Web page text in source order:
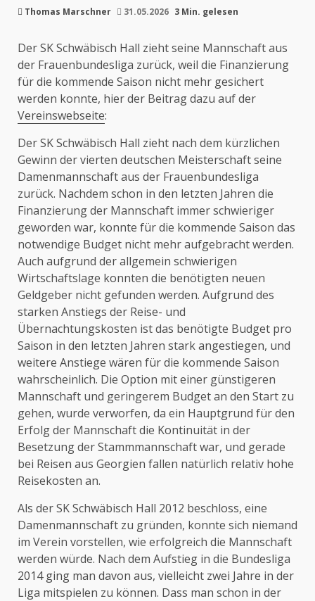
Thomas Marschner 31.05.2026 3 Min. gelesen
Der SK Schwäbisch Hall zieht seine Mannschaft aus
der Frauenbundesliga zurück, weil die Finanzierung
für die kommende Saison nicht mehr gesichert
werden konnte, hier der Beitrag dazu auf der
Vereinswebseite:
Der SK Schwäbisch Hall zieht nach dem kürzlichen
Gewinn der vierten deutschen Meisterschaft seine
Damenmannschaft aus der Frauenbundesliga
zurück. Nachdem schon in den letzten Jahren die
Finanzierung der Mannschaft immer schwieriger
geworden war, konnte für die kommende Saison das
notwendige Budget nicht mehr aufgebracht werden.
Auch aufgrund der allgemein schwierigen
Wirtschaftslage konnten die benötigten neuen
Geldgeber nicht gefunden werden. Aufgrund des
starken Anstiegs der Reise- und
Übernachtungskosten ist das benötigte Budget pro
Saison in den letzten Jahren stark angestiegen, und
weitere Anstiege wären für die kommende Saison
wahrscheinlich. Die Option mit einer günstigeren
Mannschaft und geringerem Budget an den Start zu
gehen, wurde verworfen, da ein Hauptgrund für den
Erfolg der Mannschaft die Kontinuität in der
Besetzung der Stammmannschaft war, und gerade
bei Reisen aus Georgien fallen natürlich relativ hohe
Reisekosten an.
Als der SK Schwäbisch Hall 2012 beschloss, eine
Damenmannschaft zu gründen, konnte sich niemand
im Verein vorstellen, wie erfolgreich die Mannschaft
werden würde. Nach dem Aufstieg in die Bundesliga
2014 ging man davon aus, vielleicht zwei Jahre in der
Liga mitspielen zu können. Dass man schon in der